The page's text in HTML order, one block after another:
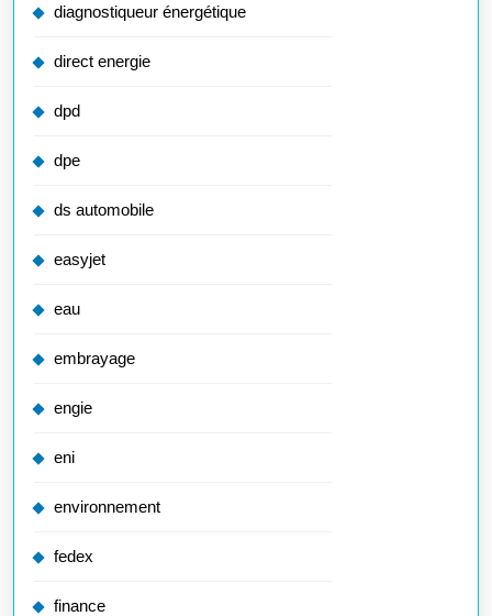
diagnostiqueur énergétique
direct energie
dpd
dpe
ds automobile
easyjet
eau
embrayage
engie
eni
environnement
fedex
finance